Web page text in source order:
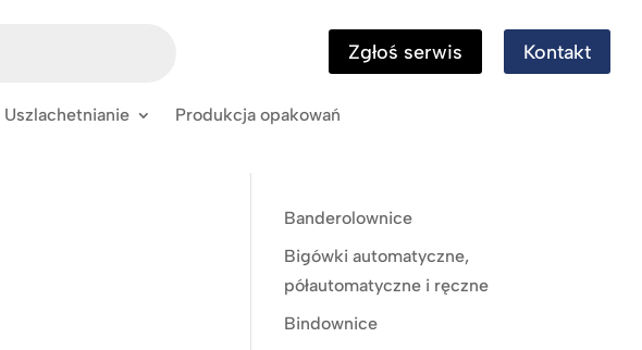
Zgłoś serwis Kontakt
Produkcja opakowań
Banderolownice
Bigówki automatyczne,
półautomatyczne i ręczne
Bindownice